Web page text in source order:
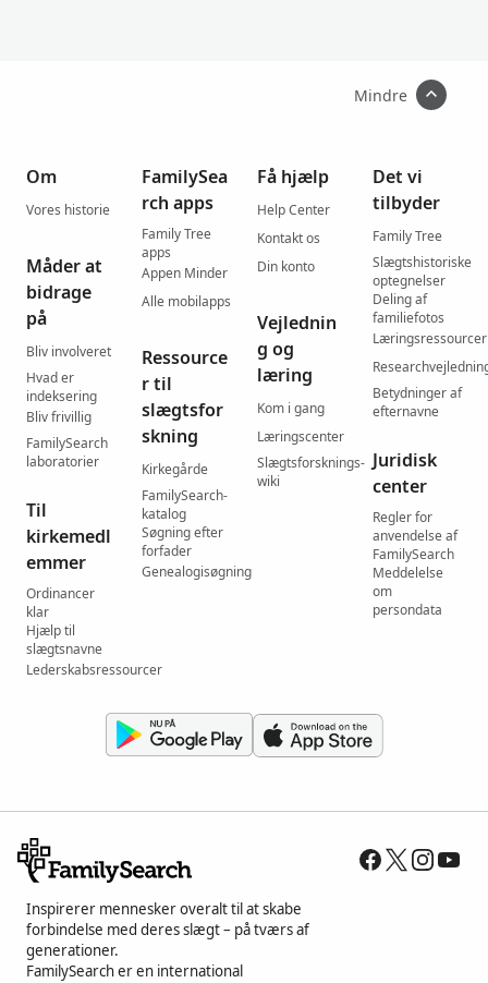
Mindre
Om
Vores historie
Måder at
bidrage
på
Bliv involveret
Hvad er
indeksering
Bliv frivillig
FamilySearch
laboratorier
Til
kirkemedl
emmer
Ordinancer
klar
Hjælp til
slægtsnavne
Lederskabsressourcer
FamilySea
rch apps
Family Tree
apps
Appen Minder
Alle mobilapps
Ressource
r til
slægtsfor
skning
Kirkegårde
FamilySearch-
katalog
Søgning efter
forfader
Genealogisøgning
Få hjælp
Help Center
Kontakt os
Din konto
Vejlednin
g og
læring
Kom i gang
Læringscenter
Slægtsforsknings-
wiki
Det vi
tilbyder
Family Tree
Slægtshistoriske
optegnelser
Deling af
familiefotos
Læringsressourcer
Betydninger af
efternavne
Juridisk
center
Regler for
anvendelse af
FamilySearch
Meddelelse
om
persondata
Inspirerer mennesker overalt til at skabe
forbindelse med deres slægt – på tværs af
generationer.
FamilySearch er en international